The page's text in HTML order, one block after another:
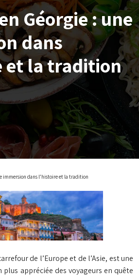
Géorgie : une
dans
et la tradition
immersion dans l’histoire et la tradition
de l’Europe et de l’Asie, est une
appréciée des voyageurs en quête